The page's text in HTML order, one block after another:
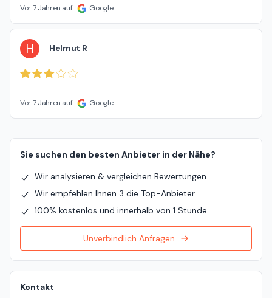
Vor 7 Jahren auf Google
H Helmut R
Vor 7 Jahren auf Google
Sie suchen den besten Anbieter in der Nähe?
Wir analysieren & vergleichen Bewertungen
Wir empfehlen Ihnen 3 die Top-Anbieter
100% kostenlos und innerhalb von 1 Stunde
Unverbindlich Anfragen
Kontakt